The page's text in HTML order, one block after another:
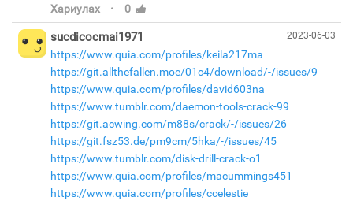
Хариулах · 0
2023-06-03
sucdicocmai1971
https://www.quia.com/profiles/keila217ma
https://git.allthefallen.moe/01c4/download/-/issues/9
https://www.quia.com/profiles/david603na
https://www.tumblr.com/daemon-tools-crack-99
https://git.acwing.com/m88s/crack/-/issues/26
https://git.fsz53.de/pm9cm/5hka/-/issues/45
https://www.tumblr.com/disk-drill-crack-o1
https://www.quia.com/profiles/macummings451
https://www.quia.com/profiles/ccelestie